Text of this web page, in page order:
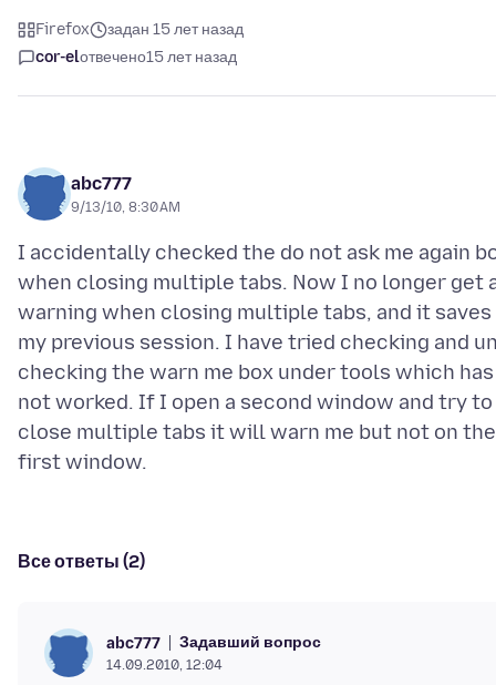
Firefox
задан 15 лет назад
cor-elотвечено15 лет назад
abc777
9/13/10, 8:30 AM
I accidentally checked the do not ask me again
when closing multiple tabs. Now I no longer get
warning when closing multiple tabs, and it saves
my previous session. I have tried checking and
checking the warn me box under tools which has
not worked. If I open a second window and try to
close multiple tabs it will warn me but not on the
Все ответы (2)
abc777 Задавший вопрос
14.09.2010, 12:04